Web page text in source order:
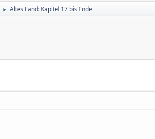
► Altes Land: Kapitel 17 bis Ende